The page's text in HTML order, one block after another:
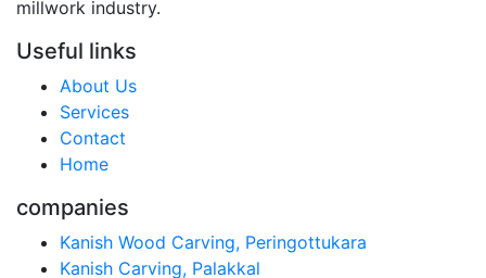
millwork industry.
Useful links
About Us
Services
Contact
Home
companies
Kanish Wood Carving, Peringottukara
Kanish Carving, Palakkal